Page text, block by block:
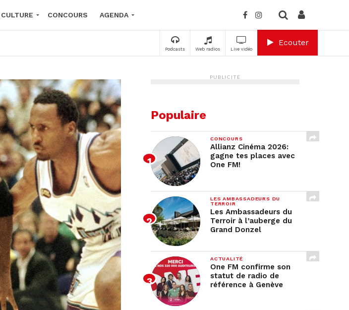
CONCOURS AGENDA
Podcasts Web radios Live vidéo
Ecouter
PUBLICITÉ
Populaire
CONCOURS
Allianz Cinéma 2026:
gagne tes places avec
One FM!
LES AMBASSADEURS DU
TERROIR
Les Ambassadeurs du
Terroir à l’auberge du
Grand Donzel
ACTUALITÉ
One FM confirme son
statut de radio de
référence à Genève